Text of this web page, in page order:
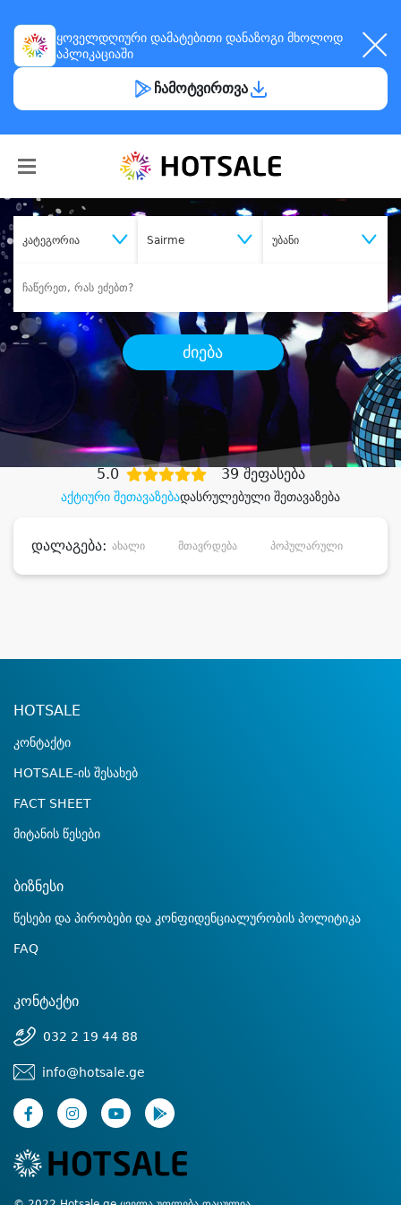
ყოველდღიური დამატებითი დანაზოგი მხოლოდ
აპლიკაციაში
ჩამოტვირთვა
კატეგორია Sairme უბანი
ძიება
შეიძინე
სასურველი მომსახურება
დიდი დანაზოგით
აქტიური შეთავაზებადასრულებული შეთავაზება
5.0 39 შეფასება
დალაგება: ახალი მთავრდება პოპულარული
HOTSALE
კონტაქტი
HOTSALE-ის შესახებ
FACT SHEET
მიტანის წესები
ბიზნესი
წესები და პირობები და კონფიდენციალურობის პოლიტიკა
FAQ
კონტაქტი
032 2 19 44 88
info@hotsale.ge